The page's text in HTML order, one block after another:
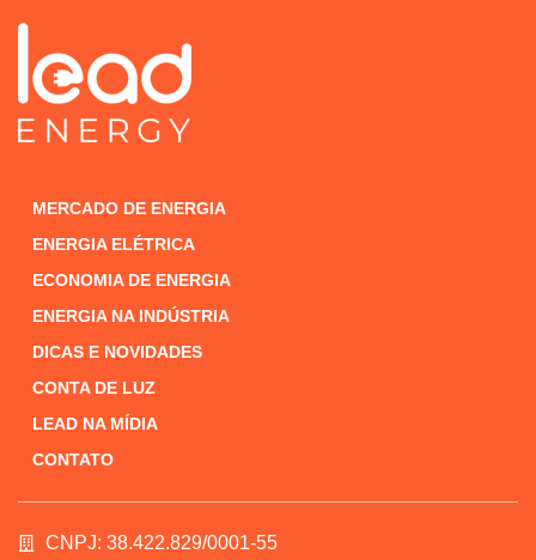
MERCADO DE ENERGIA
ENERGIA ELÉTRICA
ECONOMIA DE ENERGIA
ENERGIA NA INDÚSTRIA
DICAS E NOVIDADES
CONTA DE LUZ
LEAD NA MÍDIA
CONTATO
CNPJ: 38.422.829/0001-55